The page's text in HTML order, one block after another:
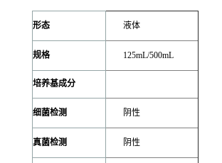
形态 液体
规格 125mL/500mL
培养基成分
细菌检测 阴性
真菌检测 阴性